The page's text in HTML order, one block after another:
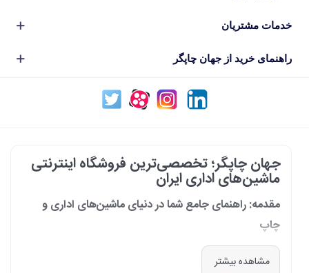
خدمات مشتریان
راهنمای خرید از جهان چاپگر
جهان چاپگر؛ تخصصی‌ترین فروشگاه اینترنتی
ماشین‌های اداری ایران
مقدمه: راهنمای جامع شما در دنیای ماشین‌های اداری و
چاپ
در دنیای پرشتاب امروز که کسب‌وکارها و سازمان‌ها برای افزایش بهره‌وری خود به
فناوری‌های نوین وابسته‌اند، دسترسی به ابزارهای کارآمد و قابل اعتماد یک
مشاهده بیشتر